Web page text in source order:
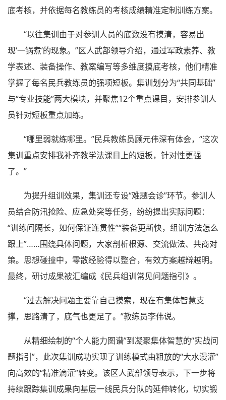
底考核，并依据每名教练员的考核成绩精准定制训练方案。
“以往集训由于对参训人员的底数没有摸清，容易出
现‘一锅煮’的现象。”区人武部领导介绍，通过军政素养、教
学表述、装备操作、教案编写等多维度摸底考核，他们精准
掌握了每名民兵教练员的强项短板。集训划分为“共同基础”
与“专业技能”两大模块，并聚焦12个重点课目，安排参训人
员针对短板重点加练。
“哪里弱就练哪里。”民兵教练员顾元伟深有体会，“这次
集训重点安排我补齐教学法课目上的短板，针对性更强
了。”
为提升组训效果，集训还专设“难题会诊”环节。参训人
员结合防汛抢险、应急处突等任务，纷纷提出实际问题：
“训练间隔长，如何保证连贯性”“装备更新快，组训方法怎么
跟上”……围绕具体问题，大家剖析根源、交流做法、共商对
策。思想碰撞中，零散经验得以整合，有效方案越辩越明。
最终，研讨成果被汇编成《民兵组训常见问题指引》。
“过去解决问题主要靠自己摸索，现在有集体智慧支
撑，思路清了，底气也更足了。”教练员李伟说。
从精细绘制的“个人能力图谱”到凝聚集体智慧的“实战问
题指引”，此次集训成功实现了训练模式由粗放的“大水漫灌”
向高效的“精准滴灌”转变。该区人武部领导表示，下一步将
持续跟踪集训成果向基层一线民兵分队的延伸转化，切实锻